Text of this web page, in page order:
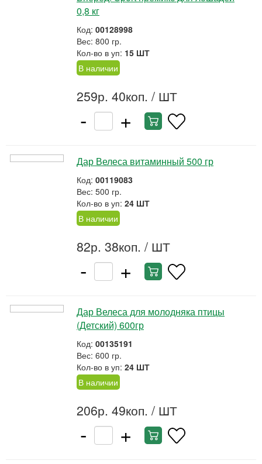
0,8 кг
Код: 00128998
Вес: 800 гр.
Кол-во в уп: 15 ШТ
В наличии
259р. 40коп. / ШТ
- +
Дар Велеса витаминный 500 гр
Код: 00119083
Вес: 500 гр.
Кол-во в уп: 24 ШТ
В наличии
82р. 38коп. / ШТ
- +
Дар Велеса для молодняка птицы
(Детский) 600гр
Код: 00135191
Вес: 600 гр.
Кол-во в уп: 24 ШТ
В наличии
206р. 49коп. / ШТ
- +